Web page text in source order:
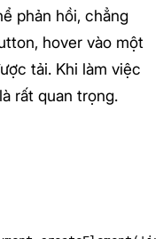
phản hồi, chẳng
hover vào một
tải. Khi làm việc
rất quan trọng.